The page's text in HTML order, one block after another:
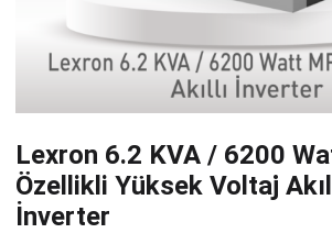
Lexron 6.2 KVA / 6200
Özellikli Yüksek Voltaj
İnverter